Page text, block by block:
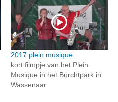
2017 plein musique
kort filmpje van het Plein
Musique in het Burchtpark in
Wassenaar